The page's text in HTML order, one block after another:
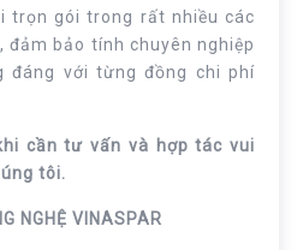
trọn gói trong rất nhiều các
đảm bảo tính chuyên nghiệp
đáng với từng đồng chi phí
cần tư vấn và hợp tác vui
tôi.
NGHỆ VINASPAR